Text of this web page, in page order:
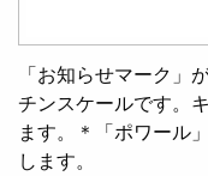
「お知らせマーク」
チンスケールです。
ます。＊「ポワール
します。